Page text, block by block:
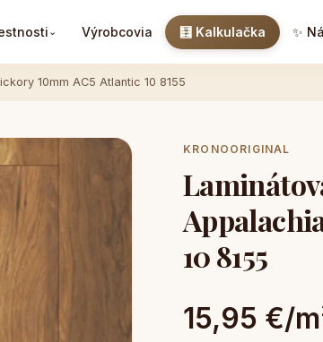
⌄ Výrobcovia 🧮 Kalkulačka ✨
10mm AC5 Atlantic 10 8155
KRONOORIGINAL
10 8155
15,95 €/